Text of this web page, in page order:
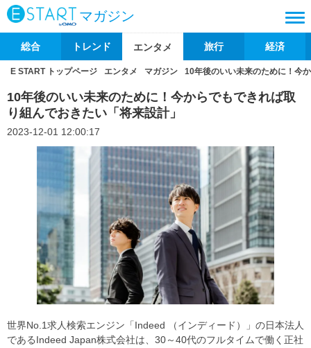
マガジン
総合 トレンド エンタメ 旅行 経済
E START トップページ エンタメ マガジン ​​10年後のいい未来のために！今
​​10年後のいい未来のために！今からでもできれば取
り組んでおきたい「​​将来設計」​
2023-12-01 12:00:17
世界No.1求人検索エンジン「Indeed （インディード）」の日本法人
であるIndeed Japan株式会社は、30～40代のフルタイムで働く正社